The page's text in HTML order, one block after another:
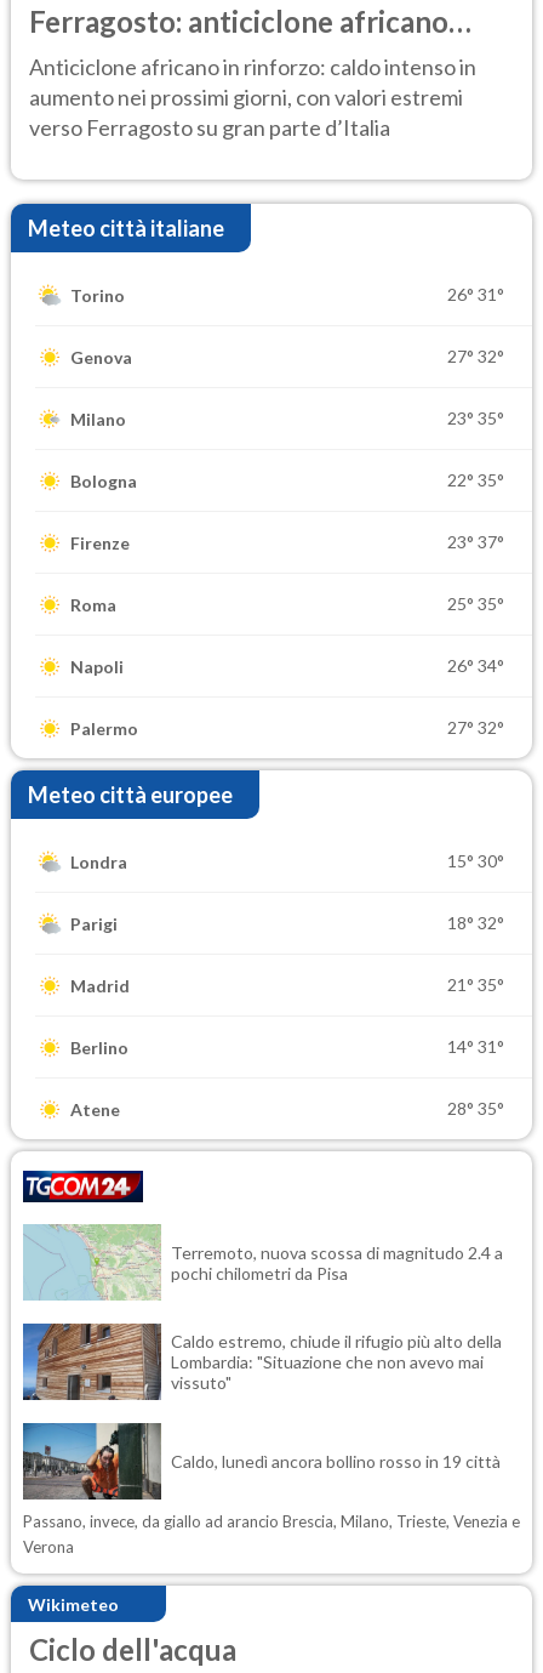
Ferragosto: anticiclone africano
ancora protagonista
Anticiclone africano in rinforzo: caldo intenso in
aumento nei prossimi giorni, con valori estremi
verso Ferragosto su gran parte d’Italia
Meteo città italiane
Torino 26° 31°
Genova 27° 32°
Milano 23° 35°
Bologna 22° 35°
Firenze 23° 37°
Roma 25° 35°
Napoli 26° 34°
Palermo 27° 32°
Meteo città europee
Londra 15° 30°
Parigi 18° 32°
Madrid 21° 35°
Berlino 14° 31°
Atene 28° 35°
Terremoto, nuova scossa di magnitudo 2.4 a
pochi chilometri da Pisa
Caldo estremo, chiude il rifugio più alto della
Lombardia: "Situazione che non avevo mai
vissuto"
Caldo, lunedì ancora bollino rosso in 19 città
Passano, invece, da giallo ad arancio Brescia, Milano, Trieste, Venezia e
Verona
Wikimeteo
Ciclo dell'acqua